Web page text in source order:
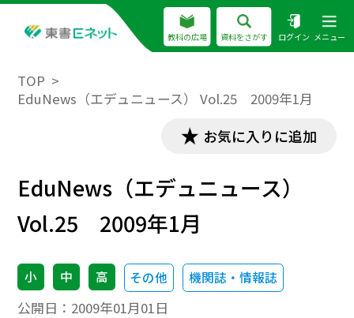
教科の広場 資料をさがす ログイン メニュー
TOP
EduNews（エデュニュース） Vol.25 2009年1月
お気に入りに追加
EduNews（エデュニュース）
Vol.25 2009年1月
小 中 高 その他 機関誌・情報誌
公開日： 2009年01月01日